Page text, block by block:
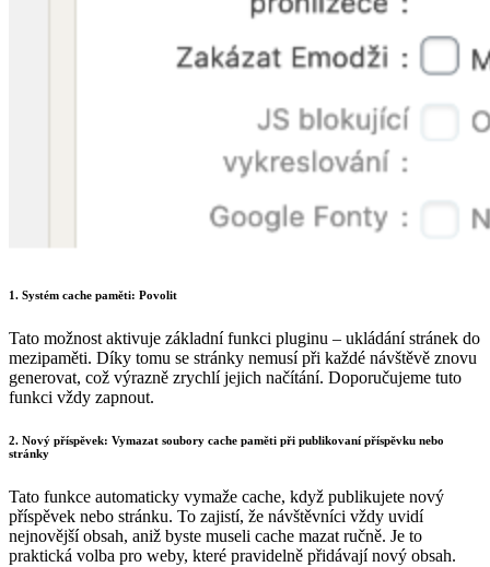
1. Systém cache paměti: Povolit
Tato možnost aktivuje základní funkci pluginu – ukládání stránek do
mezipaměti. Díky tomu se stránky nemusí při každé návštěvě znovu
generovat, což výrazně zrychlí jejich načítání. Doporučujeme tuto
funkci vždy zapnout.
2. Nový příspěvek: Vymazat soubory cache paměti při publikovaní příspěvku nebo
stránky
Tato funkce automaticky vymaže cache, když publikujete nový
příspěvek nebo stránku. To zajistí, že návštěvníci vždy uvidí
nejnovější obsah, aniž byste museli cache mazat ručně. Je to
praktická volba pro weby, které pravidelně přidávají nový obsah.